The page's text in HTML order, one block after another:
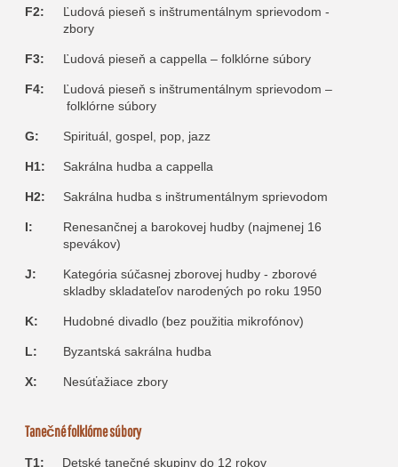
F2:
Ľudová pieseň s inštrumentálnym sprievodom -
zbory
F3: Ľudová pieseň a cappella – folklórne súbory
F4:
Ľudová pieseň s inštrumentálnym sprievodom –
folklórne súbory
G: Spirituál, gospel, pop, jazz
H1: Sakrálna hudba a cappella
H2: Sakrálna hudba s inštrumentálnym sprievodom
I:
Renesančnej a barokovej hudby (najmenej 16
spevákov)
J:
Kategória súčasnej zborovej hudby - zborové
skladby skladateľov narodených po roku 1950
K: Hudobné divadlo (bez použitia mikrofónov)
L: Byzantská sakrálna hudba
X: Nesúťažiace zbory
Tanečné folklórne súbory
T1: Detské tanečné skupiny do 12 rokov